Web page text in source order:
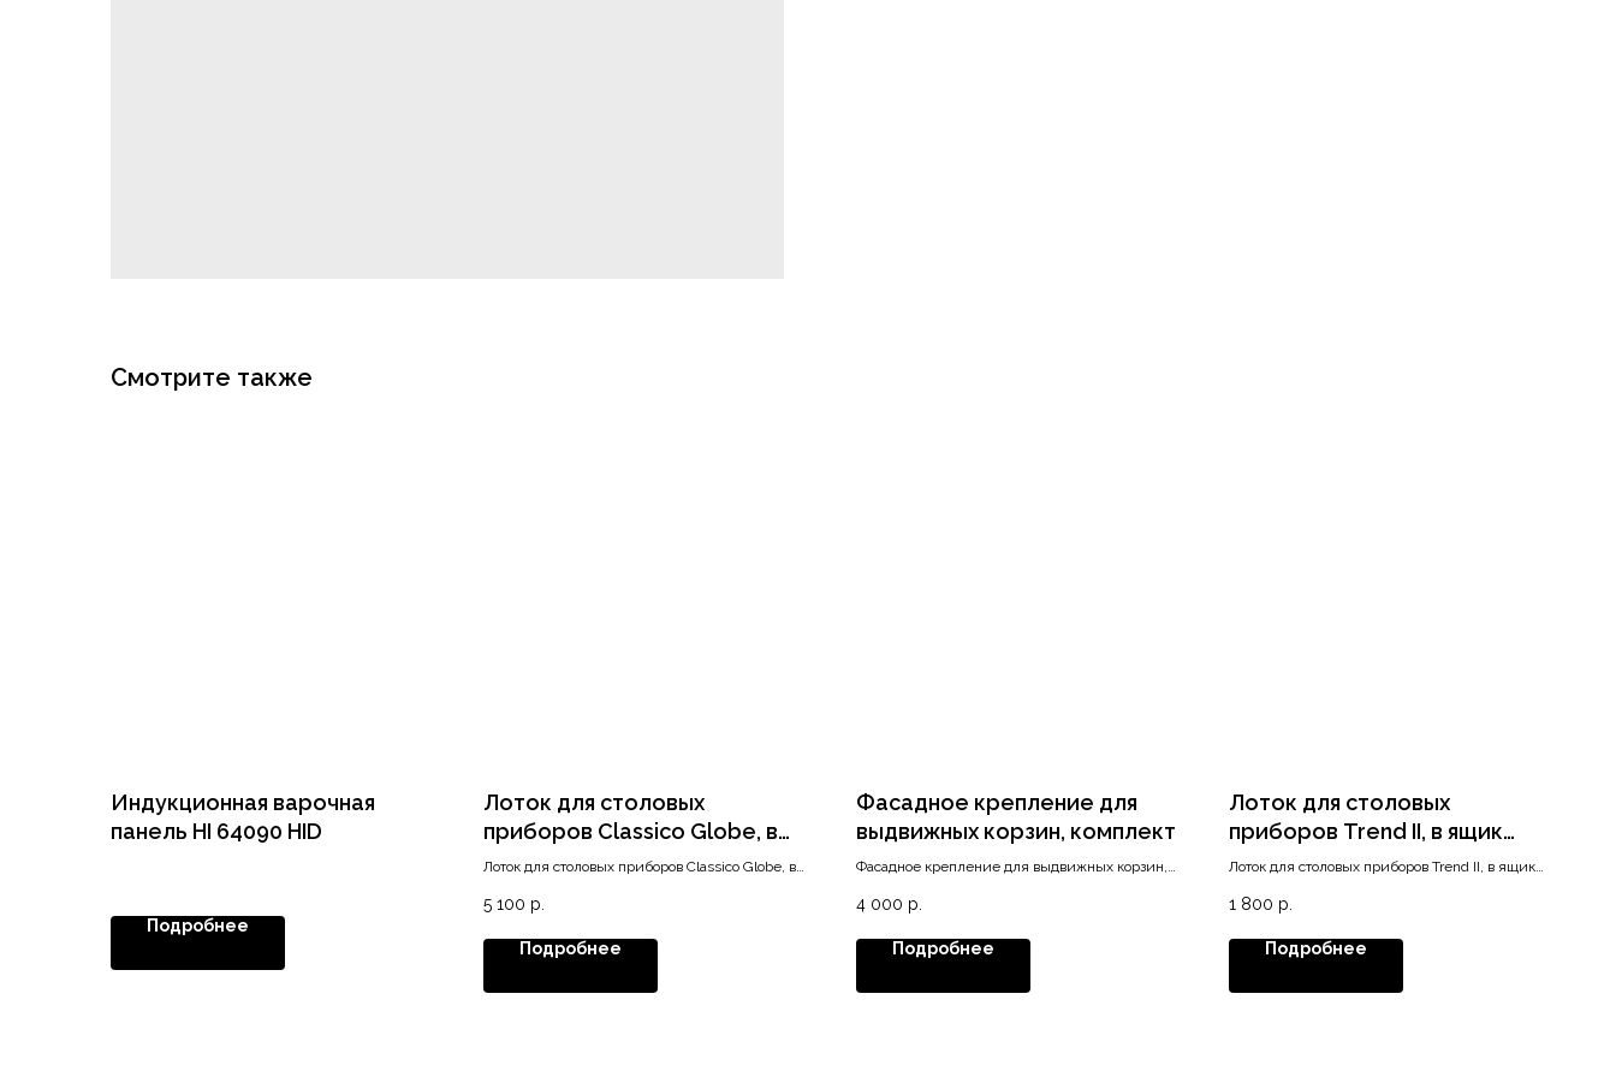
Смотрите также
Индукционная варочная
панель HI 64090 HID
Подробнее
Лоток для столовых
приборов Classico Globe, в
ящик 800/500, черный
Лоток для столовых приборов Classico Globe, в
5 100 р.
Подробнее
Фасадное крепление для
выдвижных корзин, комплект
Фасадное крепление для выдвижных корзин,
4 000 р.
Подробнее
Лоток для столовых
приборов Trend II, в ящик
450/500, белый матовый
Лоток для столовых приборов Trend II, в ящик
1 800 р.
Подробнее